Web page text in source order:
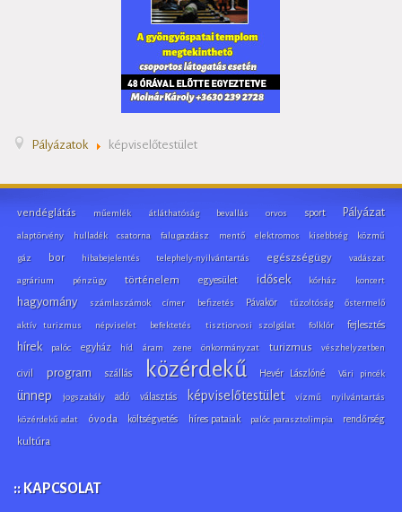
Pályázatok képviselőtestület
vendéglátás műemlék átláthatóság bevallás orvos sport Pályázat
alaptörvény hulladék csatorna falugazdász mentő elektromos kisebbség közmű
gáz bor hibabejelentés telephely-nyilvántartás egészségügy vadászat
agrárium pénzügy történelem egyesület idősek kórház koncert
hagyomány számlaszámok címer befizetés Pávakör tűzoltóság őstermelő
aktív turizmus népviselet befektetés tisztiorvosi szolgálat folklór fejlesztés
hírek palóc egyház híd áram zene önkormányzat turizmus vészhelyzetben
civil program szállás közérdekű Hevér Lászlóné Vári pincék
ünnep jogszabály adó választás képviselőtestület vízmű nyilvántartás
közérdekű adat óvoda költségvetés híres pataiak palóc parasztolimpia rendőrség
kultúra
:: KAPCSOLAT